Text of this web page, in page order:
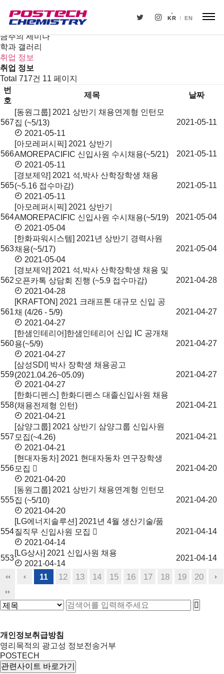
KR EN
뉴스
공지사항
금주의 세미나
학과 갤러리
취업 정보
취업 정보
Total 717건 11 페이지
업
목
번
호
제목 날짜
567
[동원그룹] 2021 상반기 채용연계형 인턴모
집 (~5/13)
2021-05-11
2021-05-11
566
[아모레퍼시픽] 2021 상반기
AMOREPACIFIC 신입사원 수시채용(~5/21)
2021-05-11
2021-05-11
565
[경보제약] 2021 석,박사 산학장학생 채용
(~5.16 접수마감)
2021-05-11
2021-05-11
564
[아모레퍼시픽] 2021 상반기
AMOREPACIFIC 신입사원 수시채용(~5/19)
2021-05-04
2021-05-04
563
[한화파워시스템] 2021년 상반기 경력사원
채용(~5/17)
2021-05-04
2021-05-04
562
[경보제약] 2021 석,박사 산학장학생 채용 및
오픈카톡 상담회 진행 (~5.9 접수마감)
2021-04-28
2021-04-28
561
[KRAFTON] 2021 크래프톤 대규모 신입 공
채 (4/26 - 5/9)
2021-04-27
2021-04-27
560
[한샘인테리어]한샘인테리어 신입 IC 공개채
용(~5/9)
2021-04-27
2021-04-27
559
[삼성SDI] 박사 장학생 채용공고
(2021.04.26~05.09)
2021-04-27
2021-04-27
558
[한화디펜스] 한화디펜스 대졸신입사원 채용
(채용전제형 인턴)
2021-04-21
2021-04-21
557
[삼양그룹] 2021 상반기 삼양그룹 신입사원
모집(~4.26)
2021-04-21
2021-04-21
556
[현대자동차] 2021 현대자동차 연구장학생
모집
2021-04-20
2021-04-20
555
[동원그룹] 2021 상반기 채용연계형 인턴모
집 (~5/10)
2021-04-20
2021-04-20
554
[LG에너지솔루션] 2021년 4월 생산기술/품
질직무 신입사원 모집
2021-04-14
2021-04-14
553
[LG상사] 2021 신입사원 채용
2021-04-14
2021-04-14
11 12 13 14 15 16 17 18 19 20
개인정보취급방침
영리목적의 광고성 정보전송거부
POSTECH
관련사이트 바로가기